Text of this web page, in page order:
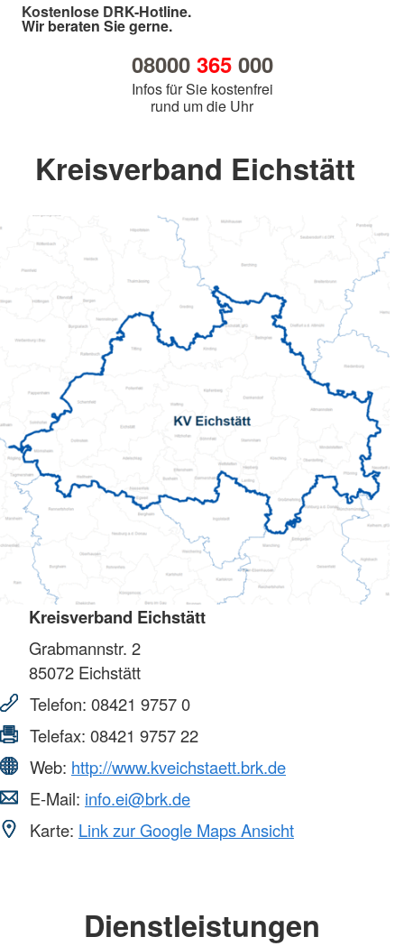
Kostenlose DRK-Hotline.
Wir beraten Sie gerne.
08000 365000
Infos für Sie kostenfrei
rund um die Uhr
Kreisverband Eichstätt
Kreisverband Eichstätt
Grabmannstr. 2
85072 Eichstätt
Telefon: 08421 9757 0
Telefax: 08421 9757 22
Web: http://www.kveichstaett.brk.de
E-Mail: info.ei@brk.de
Karte: Link zur Google Maps Ansicht
Dienstleistungen